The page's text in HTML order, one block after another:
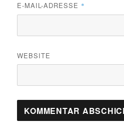
E-MAIL-ADRESSE *
WEBSITE